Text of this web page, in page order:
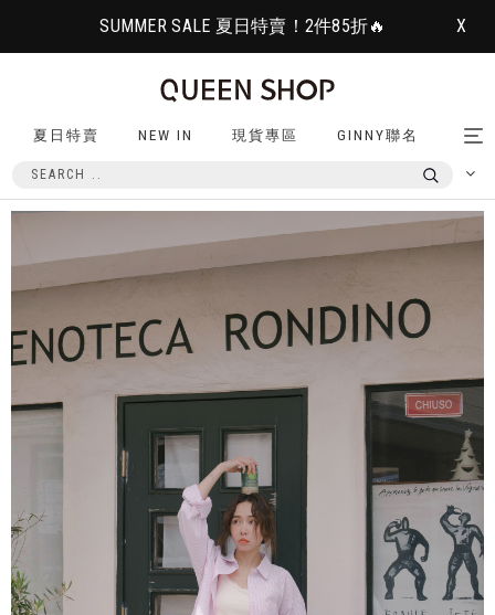
SUMMER SALE 夏日特賣！2件85折🔥 X
夏日特賣 NEW IN 現貨專區 GINNY聯名